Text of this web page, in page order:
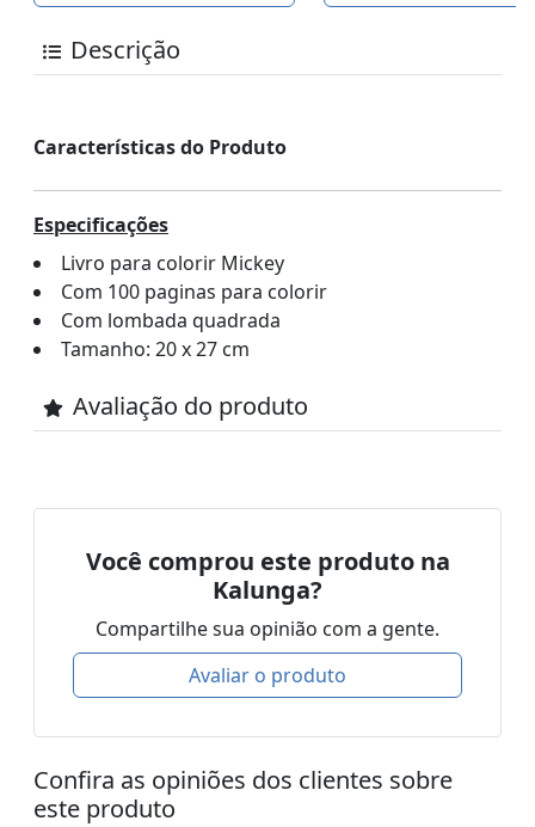
Descrição
Características do Produto
Especificações
Livro para colorir Mickey
Com 100 paginas para colorir
Com lombada quadrada
Tamanho: 20 x 27 cm
Avaliação do produto
Você comprou este produto na
Kalunga?
Compartilhe sua opinião com a gente.
Avaliar o produto
Confira as opiniões dos clientes sobre
este produto